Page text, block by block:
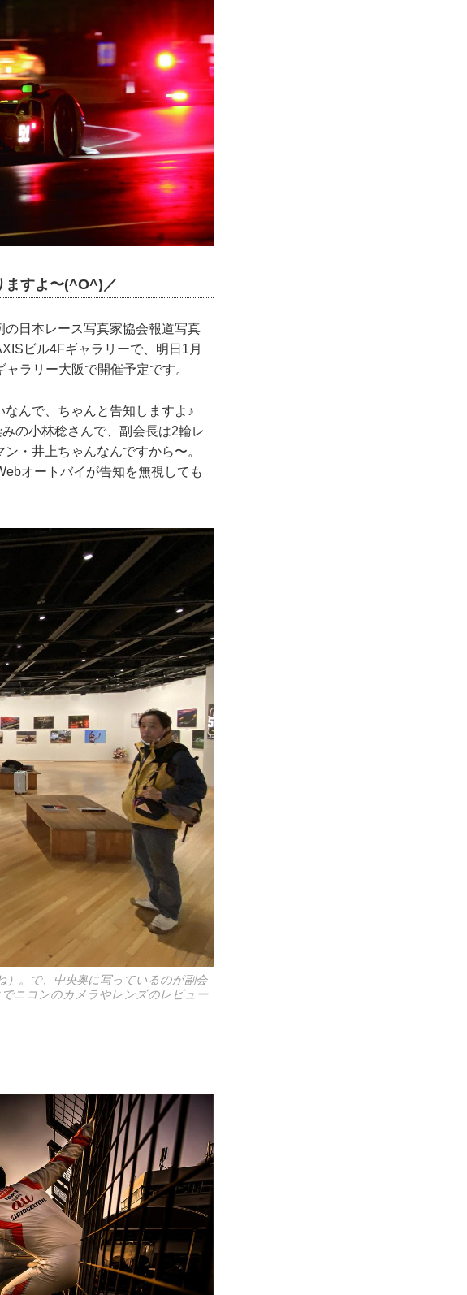
ますよ〜(^O^)／
日本レース写真家協会報道写真
ビル4Fギャラリーで、明日1月
ラリー大阪で開催予定です。
なんで、ちゃんと告知しますよ♪
の小林稔さんで、副会長は2輪レ
・井上ちゃんなんですから〜。
オートバイが告知を無視しても
）。で、中央奥に写っているのが副会
ニコンのカメラやレンズのレビュー